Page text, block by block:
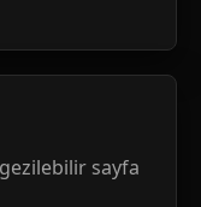
sayfa